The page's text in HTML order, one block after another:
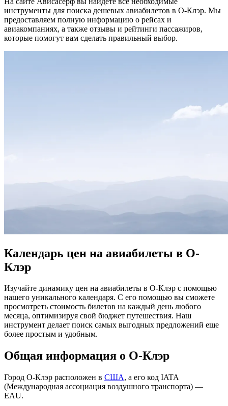
инструменты для поиска дешевых авиабилетов в О-Клэр. Мы
предоставляем полную информацию о рейсах и
авиакомпаниях, а также отзывы и рейтинги пассажиров,
которые помогут вам сделать правильный выбор.
Календарь цен на авиабилеты в О-
Клэр
Изучайте динамику цен на авиабилеты в О-Клэр с помощью
нашего уникального календаря. С его помощью вы сможете
просмотреть стоимость билетов на каждый день любого
месяца, оптимизируя свой бюджет путешествия. Наш
инструмент делает поиск самых выгодных предложений еще
более простым и удобным.
Общая информация о О-Клэр
Город О-Клэр расположен в США, а его код IATA
(Международная ассоциация воздушного транспорта) —
EAU.